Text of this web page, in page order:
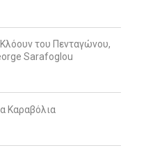
του Πενταγώνου,
Sarafoglou
Καραβόλια